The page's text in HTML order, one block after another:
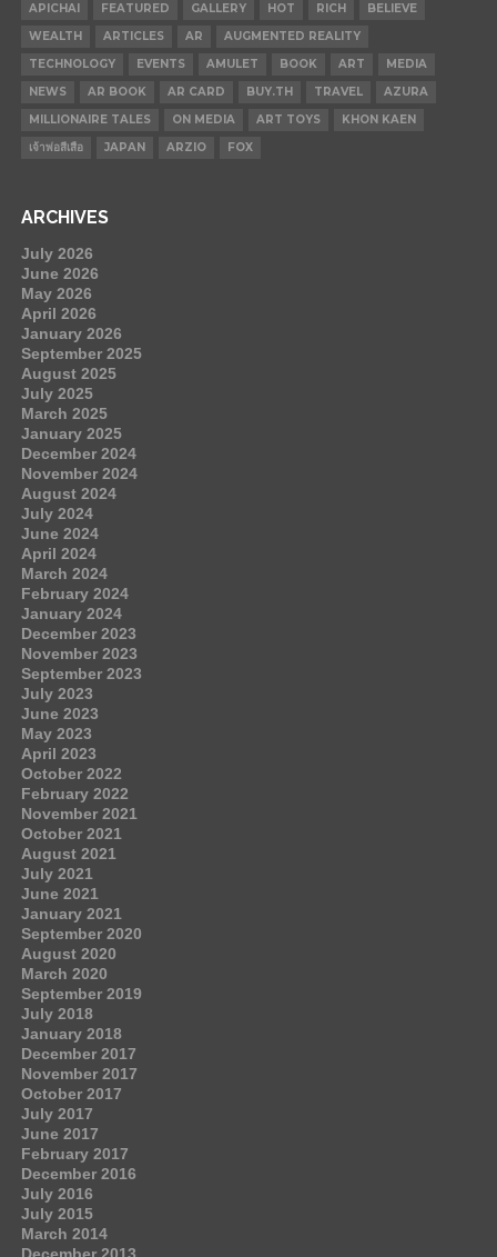
APICHAI FEATURED GALLERY HOT RICH
BELIEVE
WEALTH
ARTICLES AR
AUGMENTED REALITY
TECHNOLOGY
EVENTS AMULET BOOK ART
MEDIA
NEWS
AR BOOK AR CARD BUY.TH TRAVEL
AZURA
MILLIONAIRE TALES
ON MEDIA ART TOYS
KHON KAEN
เจ้าพ่อสีเสือ
JAPAN ARZIO FOX
ARCHIVES
July 2026
June 2026
May 2026
April 2026
January 2026
September 2025
August 2025
July 2025
March 2025
January 2025
December 2024
November 2024
August 2024
July 2024
June 2024
April 2024
March 2024
February 2024
January 2024
December 2023
November 2023
September 2023
July 2023
June 2023
May 2023
April 2023
October 2022
February 2022
November 2021
October 2021
August 2021
July 2021
June 2021
January 2021
September 2020
August 2020
March 2020
September 2019
July 2018
January 2018
December 2017
November 2017
October 2017
July 2017
June 2017
February 2017
December 2016
July 2016
July 2015
March 2014